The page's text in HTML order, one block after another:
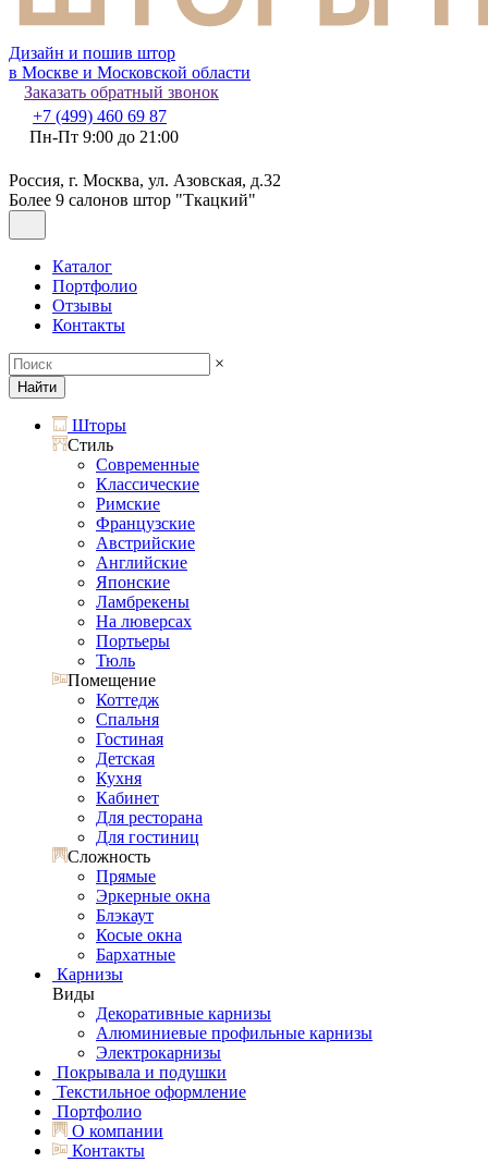
Дизайн и пошив штор
в Москве и Московской области
Заказать обратный звонок
+7 (499) 460 69 87
Пн-Пт 9:00 до 21:00
Россия, г. Москва, ул. Азовская, д.32
Более 9 салонов штор "Ткацкий"
Каталог
Портфолио
Отзывы
Контакты
×
Найти
Шторы
Стиль
Современные
Классические
Римские
Французские
Австрийские
Английские
Японские
Ламбрекены
На люверсах
Портьеры
Тюль
Помещение
Коттедж
Спальня
Гостиная
Детская
Кухня
Кабинет
Для ресторана
Для гостиниц
Сложность
Прямые
Эркерные окна
Блэкаут
Косые окна
Бархатные
Карнизы
Виды
Декоративные карнизы
Алюминиевые профильные карнизы
Электрокарнизы
Покрывала и подушки
Текстильное оформление
Портфолио
О компании
Контакты